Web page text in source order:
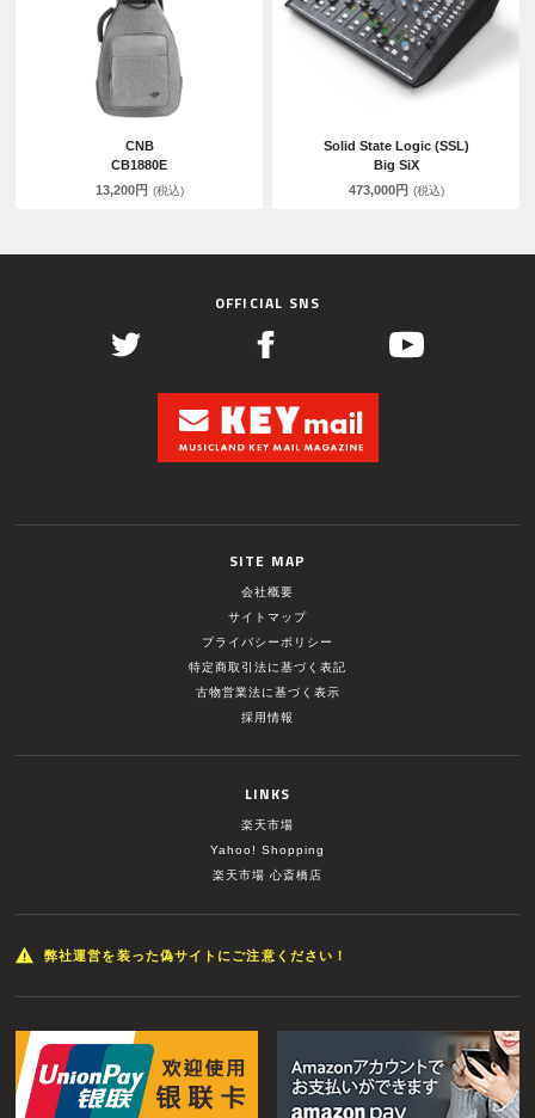
CNB
CB1880E
13,200円 (税込)
Solid State Logic (SSL)
Big SiX
473,000円 (税込)
OFFICIAL SNS
SITE MAP
会社概要
サイトマップ
プライバシーポリシー
特定商取引法に基づく表記
古物営業法に基づく表示
採用情報
LINKS
楽天市場
Yahoo! Shopping
楽天市場 心斎橋店
弊社運営を装った偽サイトにご注意ください！